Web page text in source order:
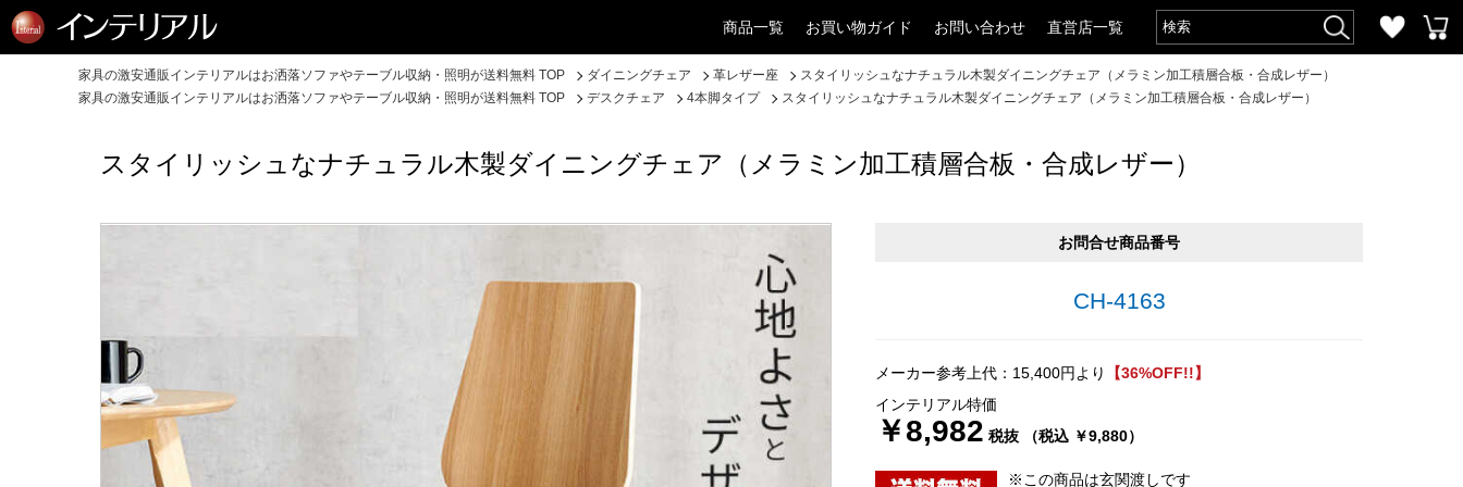
商品一覧 お買い物ガイド お問い合わせ 直営店一覧
家具の激安通販インテリアルはお洒落ソファやテーブル収納・照明が送料無料 TOP ダイニングチェア 革レザー座
スタイリッシュなナチュラル木製ダイニングチェア（メラミン加工積層合板・合成レザー）
家具の激安通販インテリアルはお洒落ソファやテーブル収納・照明が送料無料 TOP
デスクチェア 4本脚タイプ スタイリッシュなナチュラル木製ダイニングチェア（メラミン加工積層合板・合成レザー）
スタイリッシュなナチュラル木製ダイニングチェア（メラミン加工積層合板・合成レザー）
お問合せ商品番号
CH-4163
メーカー参考上代：15,400円より
【36%OFF!!】
インテリアル特価
￥8,982 税抜 （税込 ￥9,880）
※この商品は玄関渡しです